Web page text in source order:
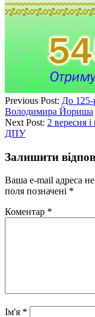
Previous Post: До 125-
Володимира Йориша
Next Post: 2 вересня
ДПУ
Залишити
Ваша e-mail адреса
поля позначені *
Коментар *
Ім'я *